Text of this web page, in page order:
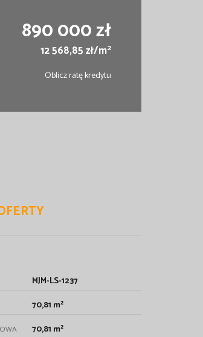
890 000 zł
12 568,85 zł/m2
Oblicz ratę kredytu
MJM-LS-1237
70,81 m²
70,81 m²